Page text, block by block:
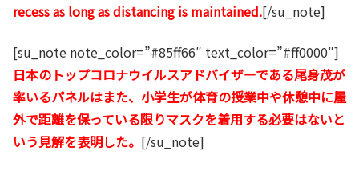
recess as long as distancing is maintained.[/su_note]
[su_note note_color=”#85ff66″ text_color=”#ff0000″]
日本のトップコロナウイルスアドバイザーである尾身茂が
率いるパネルはまた、小学生が体育の授業中や休憩中に屋
外で距離を保っている限りマスクを着用する必要はないと
いう見解を表明した。 [/su_note]